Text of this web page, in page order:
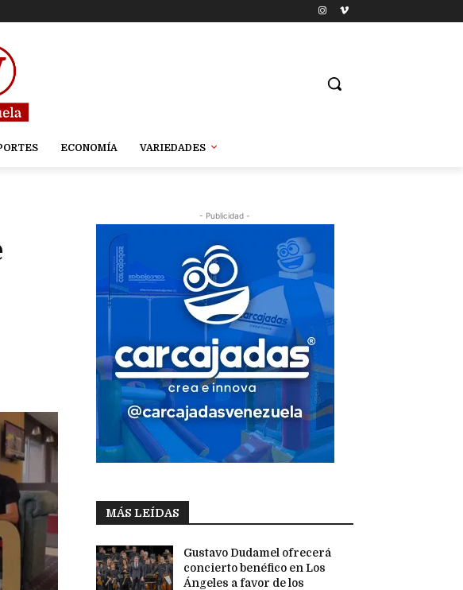
ECONOMÍA VARIEDADES
- Publicidad -
MÁS LEÍDAS
Gustavo Dudamel ofrecerá
concierto benéfico en Los
Ángeles a favor de los